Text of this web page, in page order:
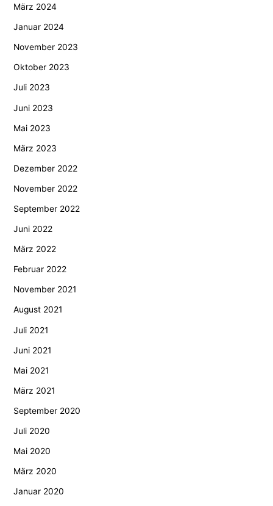
März 2024
Januar 2024
November 2023
Oktober 2023
Juli 2023
Juni 2023
Mai 2023
März 2023
Dezember 2022
November 2022
September 2022
Juni 2022
März 2022
Februar 2022
November 2021
August 2021
Juli 2021
Juni 2021
Mai 2021
März 2021
September 2020
Juli 2020
Mai 2020
März 2020
Januar 2020